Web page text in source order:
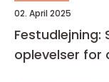
02. April 2025
Festudlejning:
oplevelser for